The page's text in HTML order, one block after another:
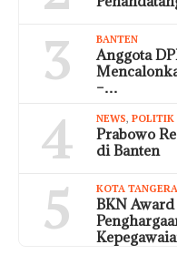
3 BANTEN
Anggota
–…
4 NEWS, POLITIK
Prabowo
di Banten
5 KOTA
BKN